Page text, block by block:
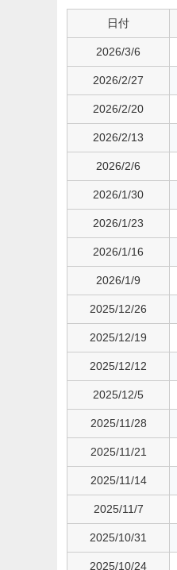
列
日付
2026/3/6
2026/2/27
2026/2/20
2026/2/13
2026/2/6
2026/1/30
2026/1/23
2026/1/16
2026/1/9
2025/12/26
2025/12/19
2025/12/12
2025/12/5
2025/11/28
2025/11/21
2025/11/14
2025/11/7
2025/10/31
2025/10/24